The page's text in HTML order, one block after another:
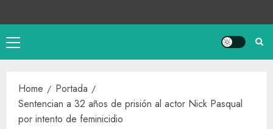
Home
Portada
Sentencian a 32 años de prisión al actor Nick Pasqual
por intento de feminicidio